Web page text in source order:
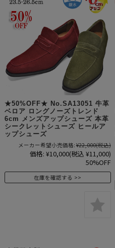
★50%OFF★ No.SA13051 牛革
ベロア ロングノーズトレンド
6cm メンズアップシューズ 本革
シークレットシューズ ヒールア
ップシューズ
メーカー希望小売価格:¥22,000(税込)
価格: ¥10,000(税込 ¥11,000)
50%OFF
在庫を確認する